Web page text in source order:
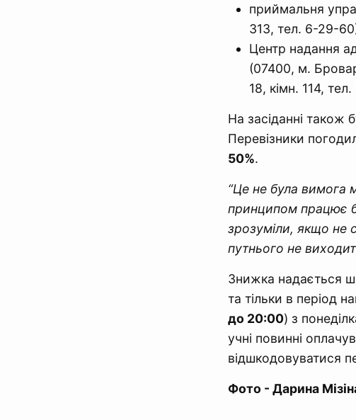
приймальня
313, тел. 6-29-
Центр надання
(07400, м.
18, кімн. 114,
На засіданні також
Перевізники
50%.
“Це не була вимога
принципом працює
зрозуміли, якщо не
путнього не
Знижка надається
та тільки в період
до 20:00) з
учні повинні
відшкодовуватися
Фото - Дарина